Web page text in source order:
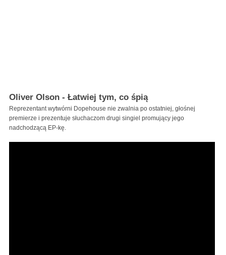
Oliver Olson - Łatwiej tym, co śpią
Reprezentant wytwórni Dopehouse nie zwalnia po ostatniej, głośnej
premierze i prezentuje słuchaczom drugi singiel promujący jego
nadchodzącą EP-kę.